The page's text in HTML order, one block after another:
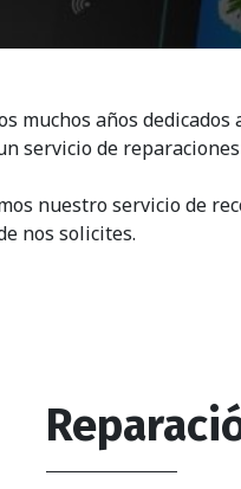
muchos años dedicados
servicio de
nuestro servicio de
nos solicites.